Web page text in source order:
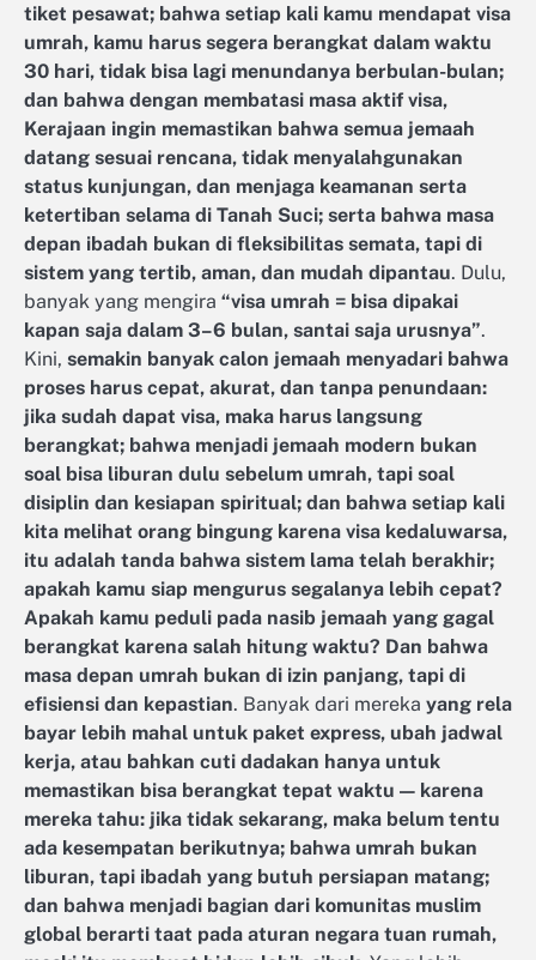
tiket pesawat; bahwa setiap kali kamu mendapat visa
umrah, kamu harus segera berangkat dalam waktu
30 hari, tidak bisa lagi menundanya berbulan-bulan;
dan bahwa dengan membatasi masa aktif visa,
Kerajaan ingin memastikan bahwa semua jemaah
datang sesuai rencana, tidak menyalahgunakan
status kunjungan, dan menjaga keamanan serta
ketertiban selama di Tanah Suci; serta bahwa masa
depan ibadah bukan di fleksibilitas semata, tapi di
sistem yang tertib, aman, dan mudah dipantau. Dulu,
banyak yang mengira “visa umrah = bisa dipakai
kapan saja dalam 3–6 bulan, santai saja urusnya”.
Kini, semakin banyak calon jemaah menyadari bahwa
proses harus cepat, akurat, dan tanpa penundaan:
jika sudah dapat visa, maka harus langsung
berangkat; bahwa menjadi jemaah modern bukan
soal bisa liburan dulu sebelum umrah, tapi soal
disiplin dan kesiapan spiritual; dan bahwa setiap kali
kita melihat orang bingung karena visa kedaluwarsa,
itu adalah tanda bahwa sistem lama telah berakhir;
apakah kamu siap mengurus segalanya lebih cepat?
Apakah kamu peduli pada nasib jemaah yang gagal
berangkat karena salah hitung waktu? Dan bahwa
masa depan umrah bukan di izin panjang, tapi di
efisiensi dan kepastian. Banyak dari mereka yang rela
bayar lebih mahal untuk paket express, ubah jadwal
kerja, atau bahkan cuti dadakan hanya untuk
memastikan bisa berangkat tepat waktu — karena
mereka tahu: jika tidak sekarang, maka belum tentu
ada kesempatan berikutnya; bahwa umrah bukan
liburan, tapi ibadah yang butuh persiapan matang;
dan bahwa menjadi bagian dari komunitas muslim
global berarti taat pada aturan negara tuan rumah,